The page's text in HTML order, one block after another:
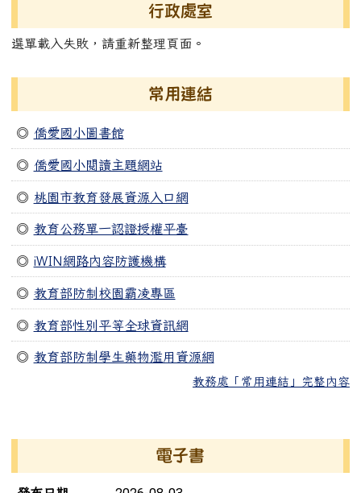
行政處室
選單載入失敗，請重新整理頁面。
常用連結
◎ 僑愛國小圖書館
◎ 僑愛國小閱讀主題網站
◎ 桃園市教育發展資源入口網
◎ 教育公務單一認證授權平臺
◎ iWIN網路內容防護機構
◎ 教育部防制校園霸凌專區
◎ 教育部性別平等全球資訊網
◎ 教育部防制學生藥物濫用資源網
教務處「常用連結」完整內容
電子書
電子書列表